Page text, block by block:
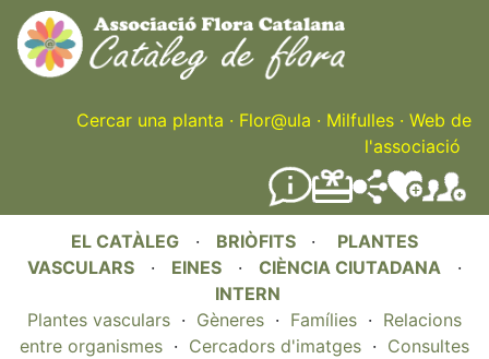
Skip
to
main
content
Cercar una planta · Flor@ula · Milfulles · Web de
l'associació
EL CATÀLEG · BRIÒFITS · PLANTES
VASCULARS · EINES · CIÈNCIA CIUTADANA ·
INTERN
Plantes vasculars · Gèneres · Famílies · Relacions
entre organismes · Cercadors d'imatges · Consultes